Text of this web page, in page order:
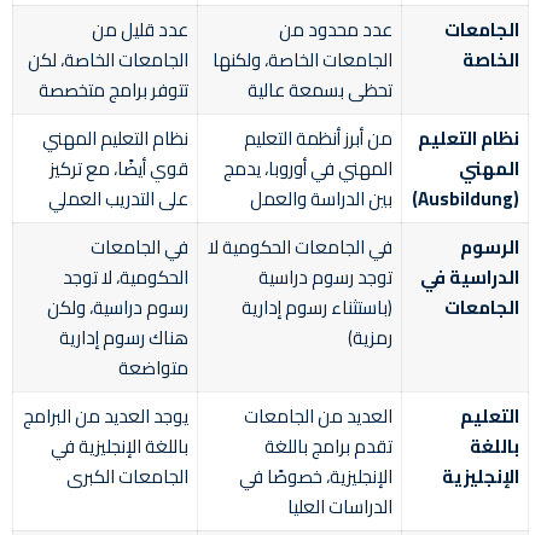
الجامعات
الخاصة
عدد محدود من
الجامعات الخاصة، ولكنها
تحظى بسمعة عالية
عدد قليل من
الجامعات الخاصة، لكن
تتوفر برامج متخصصة
نظام التعليم
المهني
(Ausbildung)
من أبرز أنظمة التعليم
المهني في أوروبا، يدمج
بين الدراسة والعمل
نظام التعليم المهني
قوي أيضًا، مع تركيز
على التدريب العملي
الرسوم
الدراسية في
الجامعات
في الجامعات الحكومية لا
توجد رسوم دراسية
(باستثناء رسوم إدارية
رمزية)
في الجامعات
الحكومية، لا توجد
رسوم دراسية، ولكن
هناك رسوم إدارية
متواضعة
التعليم
باللغة
الإنجليزية
العديد من الجامعات
تقدم برامج باللغة
الإنجليزية، خصوصًا في
الدراسات العليا
يوجد العديد من البرامج
باللغة الإنجليزية في
الجامعات الكبرى